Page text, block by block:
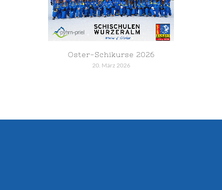
Oster-Schikurse 2026
20. März 2026